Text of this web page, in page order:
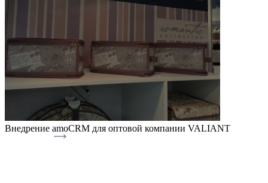
Внедрение amoCRM для оптовой компании VALIANT